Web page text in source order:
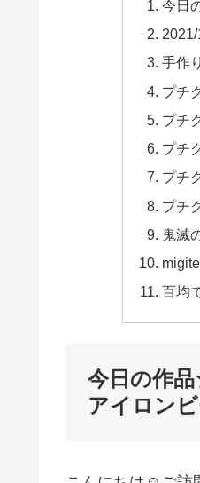
今日
手作
プチ
プチ
プチ
プチ
プチ
鬼滅
百均
今日の作
アイロン